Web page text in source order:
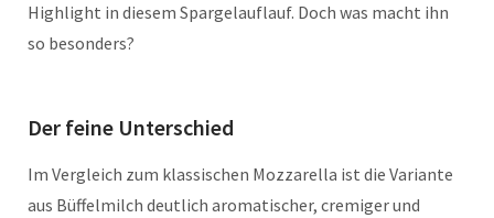
Highlight in diesem Spargelauflauf. Doch was macht ihn
so besonders?
Der feine Unterschied
Im Vergleich zum klassischen Mozzarella ist die Variante
aus Büffelmilch deutlich aromatischer, cremiger und